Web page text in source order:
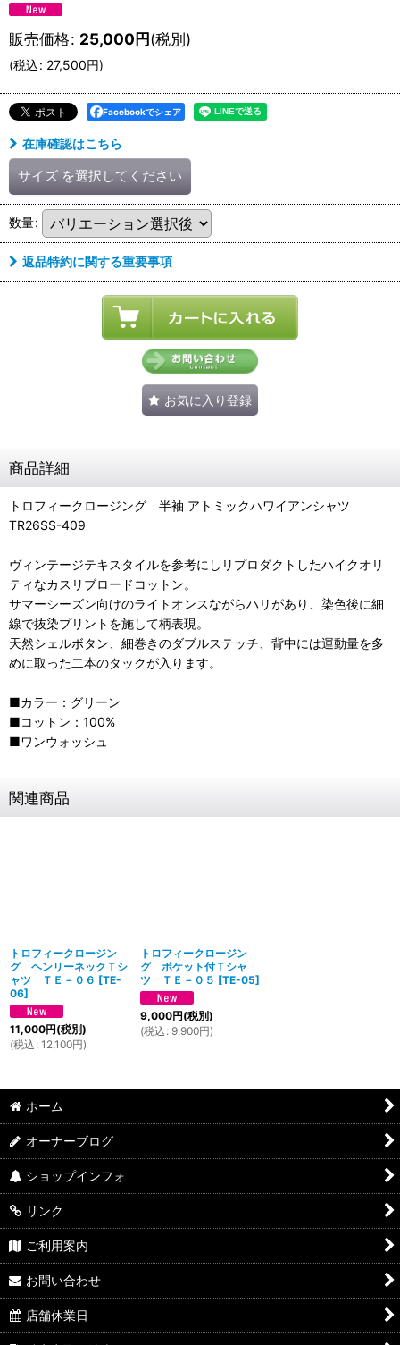
販売価格: 25,000円(税別)
(税込: 27,500円)
Facebookでシェア
在庫確認はこちら
サイズ を選択してください
数量:
返品特約に関する重要事項
お気に入り登録
商品詳細
トロフィークロージング 半袖 アトミックハワイアンシャツ
TR26SS-409
ヴィンテージテキスタイルを参考にしリプロダクトしたハイクオリ
ティなカスリブロードコットン。
サマーシーズン向けのライトオンスながらハリがあり、染色後に細
線で抜染プリントを施して柄表現。
天然シェルボタン、細巻きのダブルステッチ、背中には運動量を多
めに取った二本のタックが入ります。
■カラー：グリーン
■コットン：100%
■ワンウォッシュ
関連商品
トロフィークロージン
グ ヘンリーネックＴシ
ャツ ＴＥ－０６ [TE-
06]
11,000円(税別)
(税込 : 12,100円)
トロフィークロージン
グ ポケット付Ｔシャ
ツ ＴＥ－０５ [TE-05]
9,000円(税別)
(税込 : 9,900円)
ホーム
オーナーブログ
ショップインフォ
リンク
ご利用案内
お問い合わせ
店舗休業日